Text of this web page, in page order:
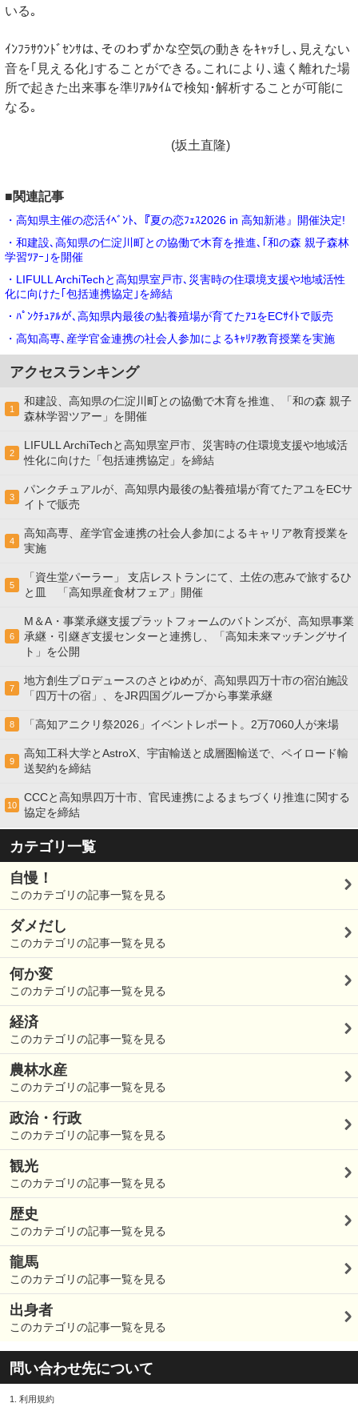
いる｡
ｲﾝﾌﾗｻｳﾝﾄﾞｾﾝｻは､そのわずかな空気の動きをｷｬｯﾁし､見えない
音を｢見える化｣することができる｡これにより､遠く離れた場
所で起きた出来事を準ﾘｱﾙﾀｲﾑで検知･解析することが可能に
なる｡
(坂土直隆)
■関連記事
・高知県主催の恋活ｲﾍﾞﾝﾄ､『夏の恋ﾌｪｽ2026 in 高知新港』開催決定!
・和建設､高知県の仁淀川町との協働で木育を推進､｢和の森 親子森林
学習ﾂｱｰ｣を開催
・LIFULL ArchiTechと高知県室戸市､災害時の住環境支援や地域活性
化に向けた｢包括連携協定｣を締結
・ﾊﾟﾝｸﾁｭｱﾙが､高知県内最後の鮎養殖場が育てたｱﾕをECｻｲﾄで販売
・高知高専､産学官金連携の社会⼈参加によるｷｬﾘｱ教育授業を実施
アクセスランキング
1
和建設、高知県の仁淀川町との協働で木育を推進、「和の森 親子
森林学習ツアー」を開催
2
LIFULL ArchiTechと高知県室戸市、災害時の住環境支援や地域活
性化に向けた「包括連携協定」を締結
3
パンクチュアルが、高知県内最後の鮎養殖場が育てたアユをECサ
イトで販売
4
高知高専、産学官金連携の社会⼈参加によるキャリア教育授業を
実施
5
「資生堂パーラー」 支店レストランにて、土佐の恵みで旅するひ
と皿 「高知県産食材フェア」開催
6
M＆A・事業承継支援プラットフォームのバトンズが、高知県事業
承継・引継ぎ支援センターと連携し、「高知未来マッチングサイ
ト」を公開
7
地方創生プロデュースのさとゆめが、高知県四万十市の宿泊施設
「四万十の宿」、をJR四国グループから事業承継
8 「高知アニクリ祭2026」イベントレポート。2万7060人が来場
9
高知工科大学とAstroX、宇宙輸送と成層圏輸送で、ペイロード輸
送契約を締結
10
CCCと高知県四万十市、官民連携によるまちづくり推進に関する
協定を締結
カテゴリ一覧
自慢！
このカテゴリの記事一覧を見る
ダメだし
このカテゴリの記事一覧を見る
何か変
このカテゴリの記事一覧を見る
経済
このカテゴリの記事一覧を見る
農林水産
このカテゴリの記事一覧を見る
政治・行政
このカテゴリの記事一覧を見る
観光
このカテゴリの記事一覧を見る
歴史
このカテゴリの記事一覧を見る
龍馬
このカテゴリの記事一覧を見る
出身者
このカテゴリの記事一覧を見る
問い合わせ先について
1. 利用規約